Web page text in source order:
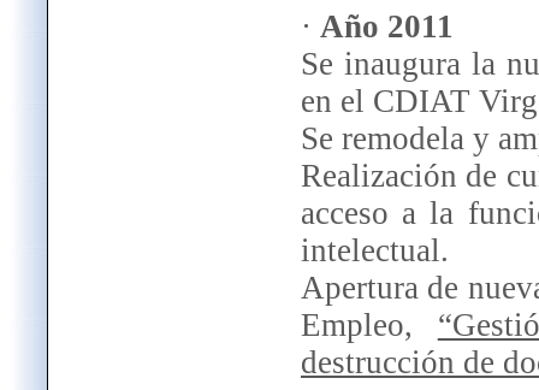
· Año 2011
Se inaugura la
en el CDIAT
Se remodela y
Realización de
acceso a la
intelectual.
Apertura de
Empleo,
destrucción de